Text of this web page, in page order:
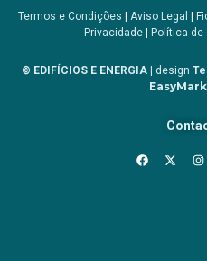
Termos e Condições | Aviso Legal |
Privacidade| Política de
© EDIFÍCIOS E ENERGIA | design